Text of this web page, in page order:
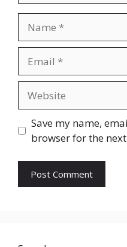
Save my name,
browser for the